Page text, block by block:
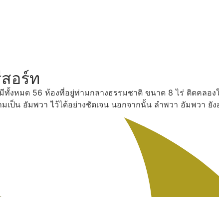
อร์ท
ทั้งหมด 56 ห้องที่อยู่ท่ามกลางธรรมชาติ ขนาด 8 ไร่ ติดคล
เป็น อัมพวา ไว้ได้อย่างชัดเจน นอกจากนั้น ลำพวา อัมพวา ยั